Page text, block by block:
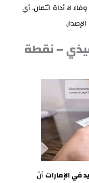
لا أداة ائتمان، أي
– نقطة
في الإماراتأنّ